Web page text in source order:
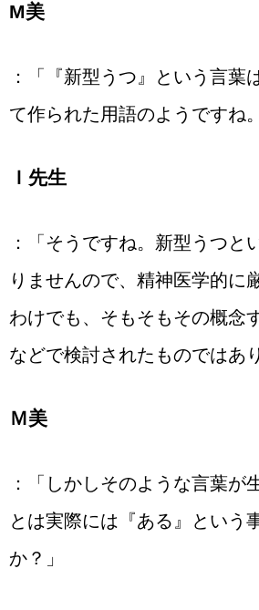
М美
：「『新型うつ』という言葉
て作られた用語のようですね。
Ｉ先生
：「そうですね。新型うつと
りませんので、精神医学的に
わけでも、そもそもその概念
などで検討されたものではあ
Ｍ美
：「しかしそのような言葉が
とは実際には『ある』という
か？」